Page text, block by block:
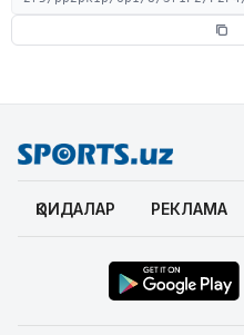
ҚОИДАЛАР РЕКЛАМА